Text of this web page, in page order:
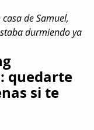
de Samuel,
durmiendo ya
quedarte
si te